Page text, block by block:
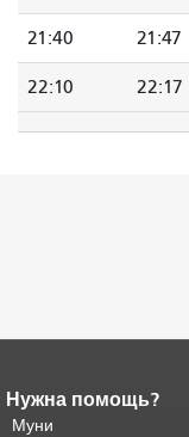
21:40 21:47
22:10 22:17
Конец содержимого
страницы.
Нужна помощь?
Муни